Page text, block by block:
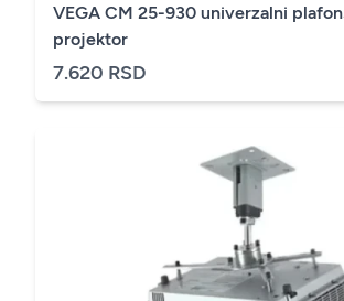
VEGA CM 25-930 univerzalni
projektor
7.620 RSD